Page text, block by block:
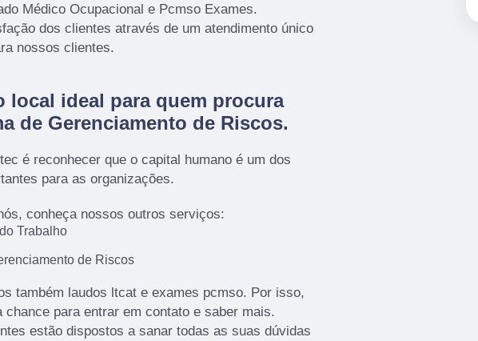
Médico Ocupacional e Pcmso Exames.
dos clientes através de um atendimento único
nossos clientes.
local ideal para quem procura
de Gerenciamento de Riscos.
é reconhecer que o capital humano é um dos
para as organizações.
conheça nossos outros serviços:
Trabalho
de Riscos
também laudos ltcat e exames pcmso. Por isso,
chance para entrar em contato e saber mais.
estão dispostos a sanar todas as suas dúvidas